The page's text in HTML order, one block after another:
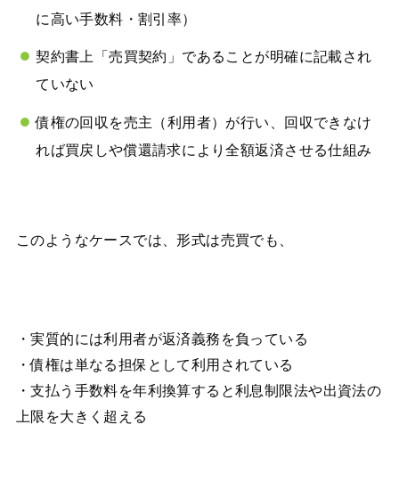
に高い手数料・割引率）
契約書上「売買契約」であることが明確に記載され
ていない
債権の回収を売主（利用者）が行い、回収できなけ
れば買戻しや償還請求により全額返済させる仕組み
このようなケースでは、形式は売買でも、
・実質的には利用者が返済義務を負っている
・債権は単なる担保として利用されている
・支払う手数料を年利換算すると利息制限法や出資法の
上限を大きく超える